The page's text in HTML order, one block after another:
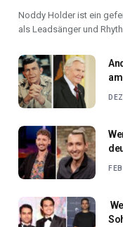
Noddy Holder ist ein
als Leadsänger und